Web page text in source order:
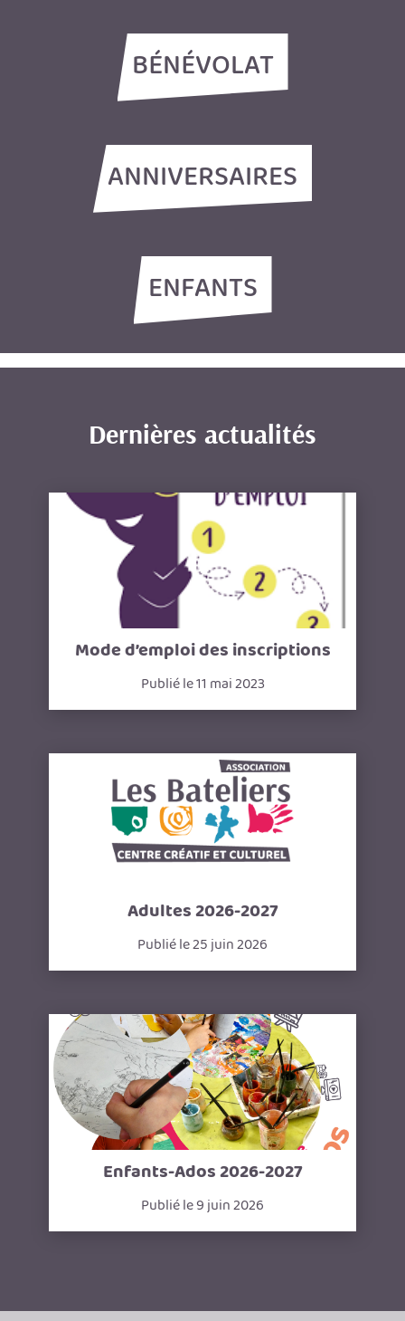
BÉNÉVOLAT
ANNIVERSAIRES
ENFANTS
Dernières actualités
Mode d’emploi des inscriptions
Publié le 11 mai 2023
Adultes 2026-2027
Publié le 25 juin 2026
Enfants-Ados 2026-2027
Publié le 9 juin 2026